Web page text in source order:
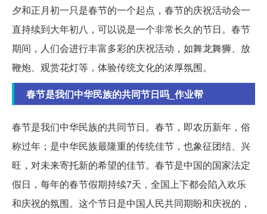
夕和正月初一只是春节的一个起点，春节的庆祝活动会一
直持续到大年初八，可以说是一个非常长久的节日。春节
期间，人们会进行丰富多彩的庆祝活动，如舞龙舞狮、放
鞭炮、观赏花灯等，体验传统文化的浓厚氛围。
春节是我们中华民族的共同节日吗_作业帮
春节是我们中华民族的共同节日。春节，即农历新年，俗
称过年；是中华民族最隆重的传统佳节，也象征团结、兴
旺，对未来寄托新的希望的佳节。春节是中国的国家法定
假日，每年的春节假期持续7天，全国上下都会陷入欢乐
和庆祝的氛围。这个节日是中国人民共同期盼和庆祝的，